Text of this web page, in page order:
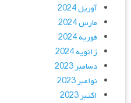
آوریل 2024
مارس 2024
فوریه 2024
ژانویه 2024
دسامبر 2023
نوامبر 2023
اکتبر 2023